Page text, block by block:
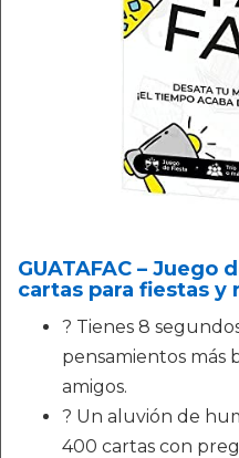
GUATAFAC – Juego
cartas para fiestas y
? Tienes 8
pensamientos más
amigos.
? Un aluvión de
400 cartas con